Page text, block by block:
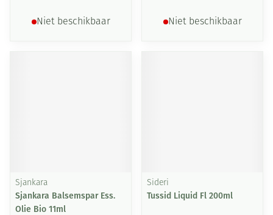
Niet beschikbaar Niet beschikbaar
Sjankara
Sjankara Balsemspar Ess.
Olie Bio 11ml
Sideri
Tussid Liquid Fl 200ml